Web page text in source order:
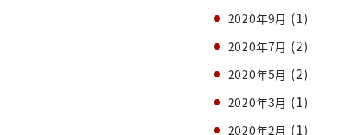
2020年9月 (1)
2020年7月 (2)
2020年5月 (2)
2020年3月 (1)
2020年2月 (1)